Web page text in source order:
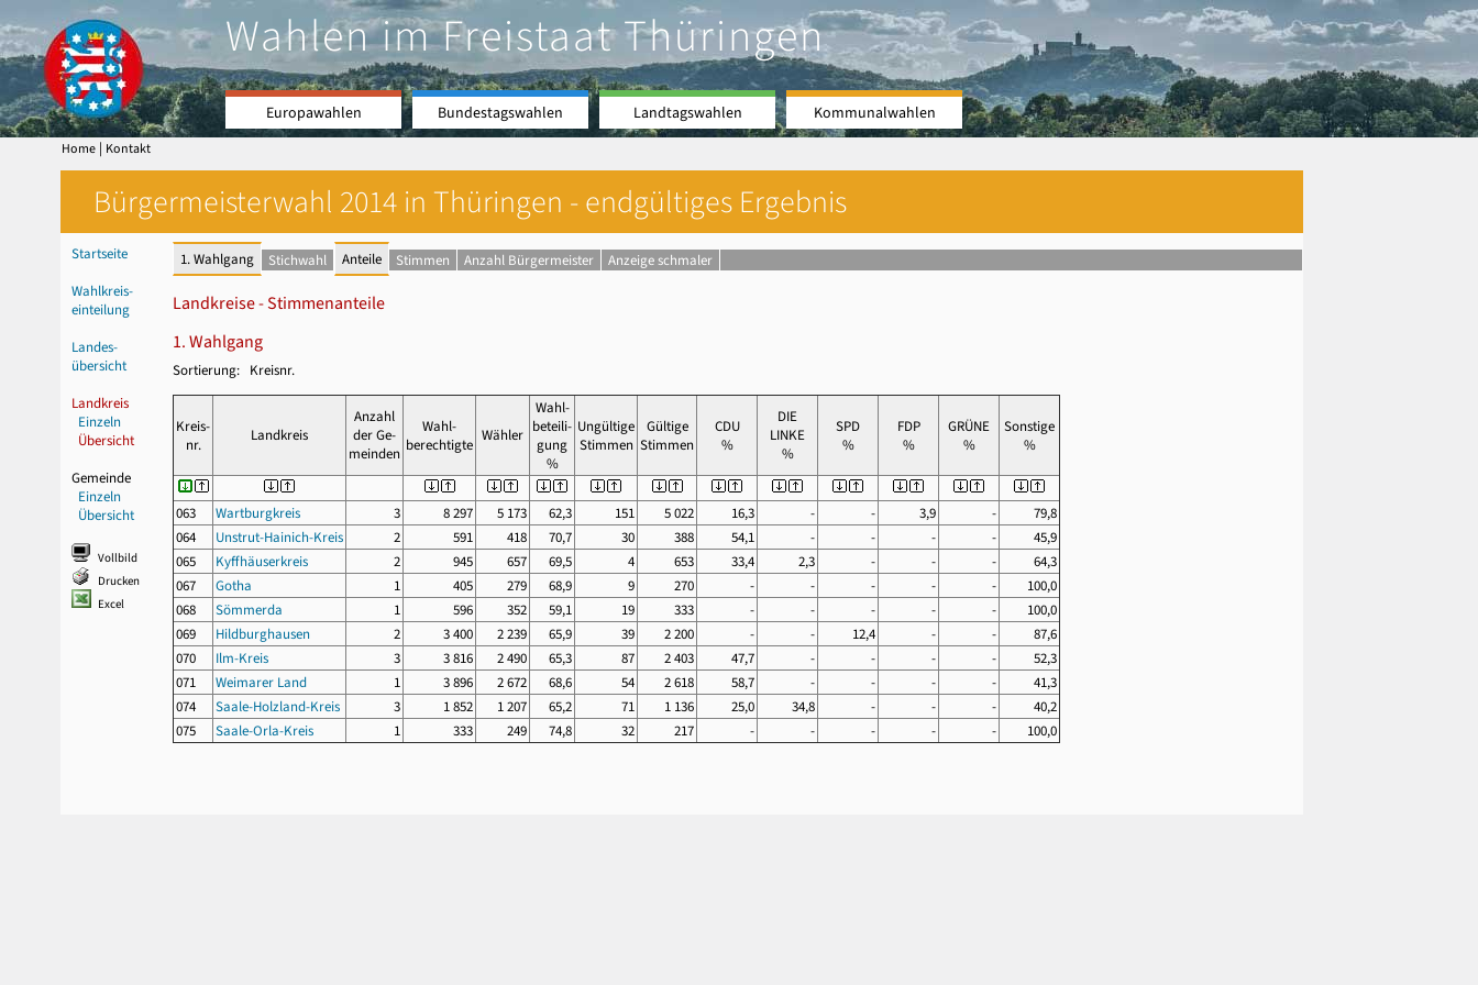
Wahlen im Freistaat Thüringen
Europawahlen Bundestagswahlen Landtagswahlen Kommunalwahlen
Home | Kontakt
Bürgermeisterwahl 2014 in Thüringen - endgültiges Ergebnis
Startseite
Wahlkreis-
einteilung
Landes-
übersicht
Landkreis
Einzeln
Übersicht
Gemeinde
Einzeln
Übersicht
Vollbild
Drucken
Excel
1. Wahlgang Stichwahl Anteile Stimmen Anzahl Bürgermeister Anzeige schmaler
Landkreise - Stimmenanteile
1. Wahlgang
Sortierung: Kreisnr.
Kreis-
nr.
Landkreis
Anzahl
der Ge-
meinden
Wahl-
berechtigte
Wähler
Wahl-
beteili-
gung
%
Ungültige
Stimmen
Gültige
Stimmen
CDU
%
DIE
LINKE
%
SPD
%
FDP
%
GRÜNE
%
Sonstige
%
063 Wartburgkreis 3 8 297 5 173 62,3 151 5 022 16,3 - - 3,9 -
79,8
064
Unstrut-Hainich-Kreis 2 591 418 70,7 30 388 54,1 - - - -
45,9
065
Kyffhäuserkreis 2 945 657 69,5 4 653 33,4 2,3 - - -
64,3
067
Gotha 1 405 279 68,9 9 270 - - - - -
100,0
068
Sömmerda 1 596 352 59,1 19 333 - - - - -
100,0
069
Hildburghausen 2 3 400 2 239 65,9 39 2 200 - - 12,4 - -
87,6
070
Ilm-Kreis 3 3 816 2 490 65,3 87 2 403 47,7 - - - -
52,3
071
Weimarer Land 1 3 896 2 672 68,6 54 2 618 58,7 - - - -
41,3
074
Saale-Holzland-Kreis 3 1 852 1 207 65,2 71 1 136 25,0 34,8 - - -
40,2
075
Saale-Orla-Kreis 1 333 249 74,8 32 217 - - - - - 100,0